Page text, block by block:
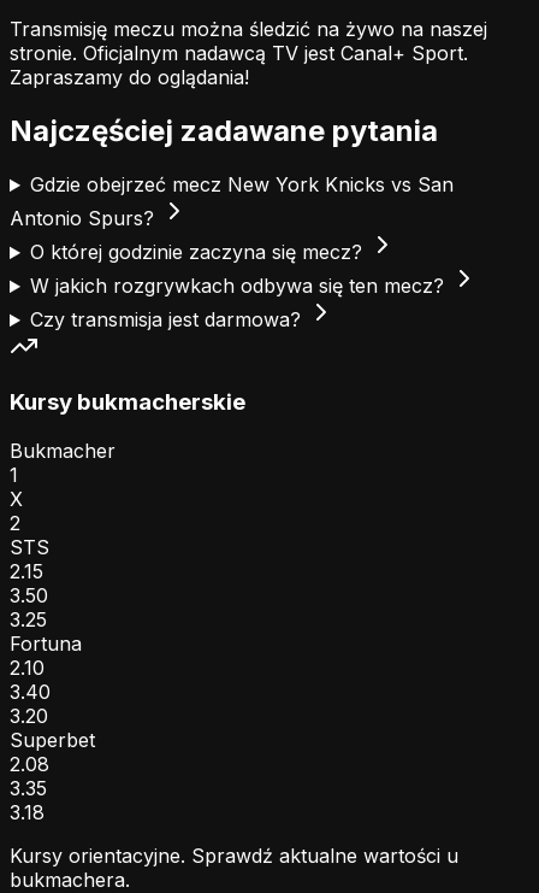
Transmisję meczu można śledzić na żywo na naszej
stronie. Oficjalnym nadawcą TV jest Canal+ Sport.
Zapraszamy do oglądania!
Najczęściej zadawane pytania
Gdzie obejrzeć mecz New York Knicks vs San
Antonio Spurs?
O której godzinie zaczyna się mecz?
W jakich rozgrywkach odbywa się ten mecz?
Czy transmisja jest darmowa?
Kursy bukmacherskie
Bukmacher
1
X
2
STS
2.15
3.50
3.25
Fortuna
2.10
3.40
3.20
Superbet
2.08
3.35
3.18
Kursy orientacyjne. Sprawdź aktualne wartości u
bukmachera.